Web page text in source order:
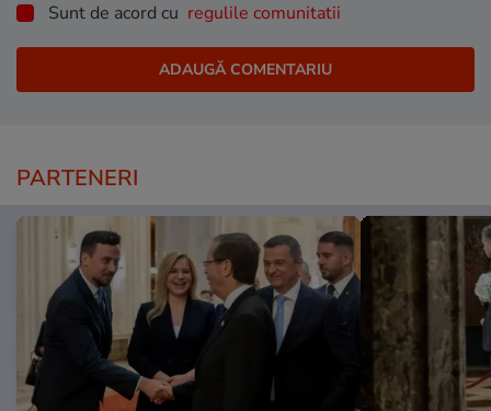
Sunt de acord cu regulile comunitatii
PARTENERI